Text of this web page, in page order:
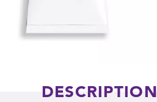
DESCRIPTION